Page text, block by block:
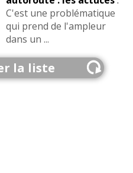
C'est une problématique
qui prend de l'ampleur
dans un ...
la liste